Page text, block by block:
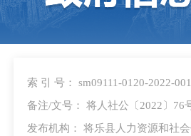
索 引 号： sm09111-0120-2022-
备注/文号： 将人社公〔2022〕76
发布机构： 将乐县人力资源和社